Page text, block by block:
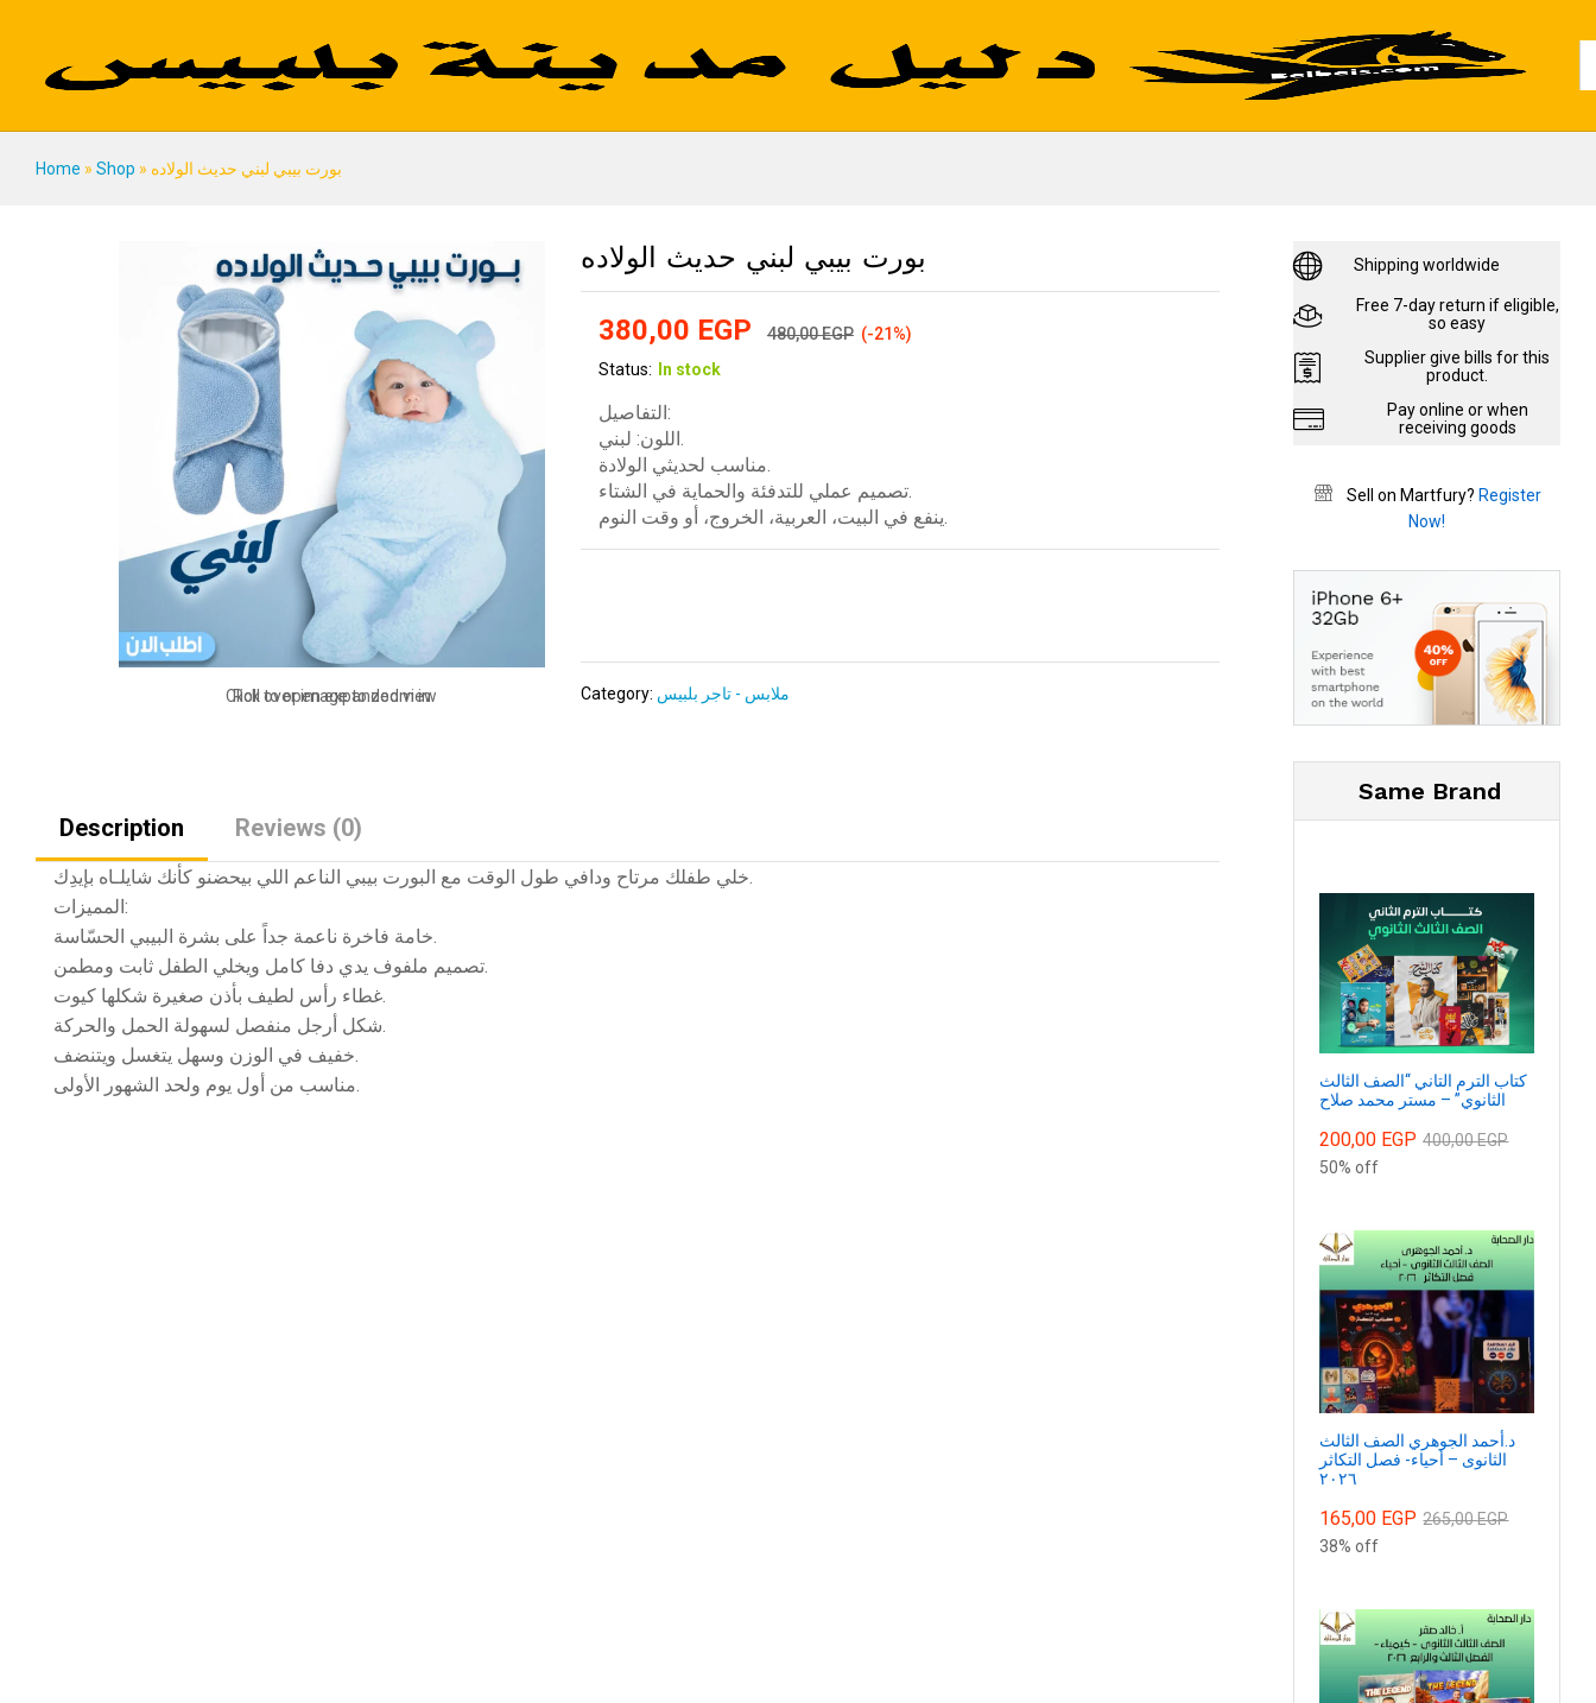
Home » Shop » بورت بيبي لبني حديث الولاده
Roll over image to zoom in
Click to open expanded view
بورت بيبي لبني حديث الولاده
380,00 EGP 480,00EGP (-21%)
Status:
In stock
التفاصيل:
اللون: لبني.
مناسب لحديثي الولادة.
تصميم عملي للتدفئة والحماية في الشتاء.
ينفع في البيت، العربية، الخروج، أو وقت النوم.
Category: ملابس - تاجر بلبيس
Description Reviews (0)
خلي طفلك مرتاح ودافي طول الوقت مع البورت بيبي الناعم اللي بيحضنو كأنك شايلـاه بإيدِك.
المميزات:
خامة فاخرة ناعمة جداً على بشرة البيبي الحسّاسة.
تصميم ملفوف يدي دفا كامل ويخلي الطفل ثابت ومطمن.
غطاء رأس لطيف بأذن صغيرة شكلها كيوت.
شكل أرجل منفصل لسهولة الحمل والحركة.
خفيف في الوزن وسهل يتغسل ويتنضف.
مناسب من أول يوم ولحد الشهور الأولى.
Shipping worldwide
Free 7-day return if eligible,
so easy
Supplier give bills for this
product.
Pay online or when
receiving goods
Sell on Martfury? Register
Now!
Same Brand
كتاب الترم التاني “الصف الثالث
الثانوي” – مستر محمد صلاح
200,00 EGP 400,00EGP
50% off
د.أحمد الجوهري الصف الثالث
الثانوى – أحياء- فصل التكاثر
٢٠٢٦
165,00 EGP 265,00EGP
38% off
EGP